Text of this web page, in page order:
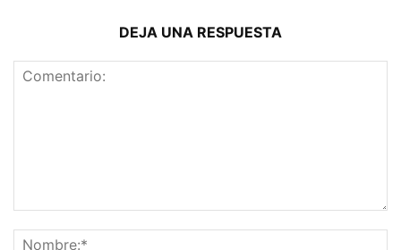
DEJA UNA RESPUESTA